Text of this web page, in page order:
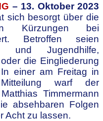
– 13. Oktober 2023
sich besorgt über die
Kürzungen bei
Betroffen seien
und Jugendhilfe,
die Eingliederung
einer am Freitag in
warf der
Timmermann
absehbaren Folgen
Acht zu lassen.